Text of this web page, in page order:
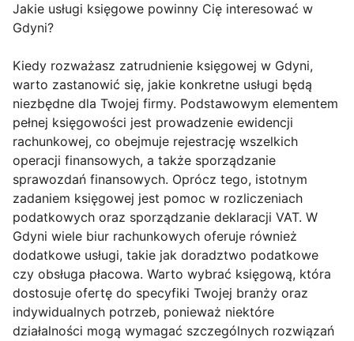
Jakie usługi księgowe powinny Cię interesować w
Gdyni?
Kiedy rozważasz zatrudnienie księgowej w Gdyni,
warto zastanowić się, jakie konkretne usługi będą
niezbędne dla Twojej firmy. Podstawowym elementem
pełnej księgowości jest prowadzenie ewidencji
rachunkowej, co obejmuje rejestrację wszelkich
operacji finansowych, a także sporządzanie
sprawozdań finansowych. Oprócz tego, istotnym
zadaniem księgowej jest pomoc w rozliczeniach
podatkowych oraz sporządzanie deklaracji VAT. W
Gdyni wiele biur rachunkowych oferuje również
dodatkowe usługi, takie jak doradztwo podatkowe
czy obsługa płacowa. Warto wybrać księgową, która
dostosuje ofertę do specyfiki Twojej branży oraz
indywidualnych potrzeb, ponieważ niektóre
działalności mogą wymagać szczególnych rozwiązań